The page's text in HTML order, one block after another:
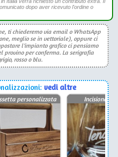
dopo aver ricevuto l'ordine o
ti chiederemo via email o WhatsApp
meglio se in vettoriale), oppure ci
l'impianto grafico ci pensiamo
provino per conferma. La serigrafia
rosso o blu.
vedi altre
personalizzata Incisione